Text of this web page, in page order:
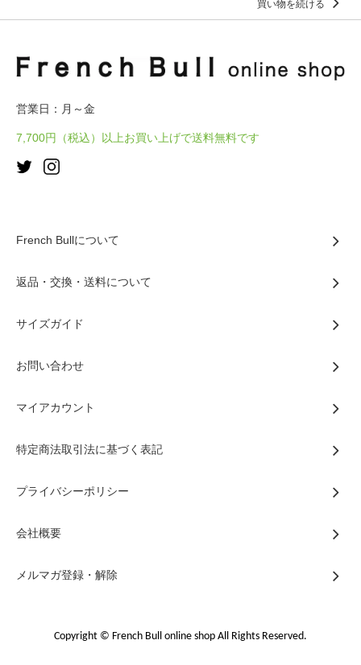
買い物を続ける
営業日：月～金
7,700円（税込）以上お買い上げで送料無料です
French Bullについて
返品・交換・送料について
サイズガイド
お問い合わせ
マイアカウント
特定商法取引法に基づく表記
プライバシーポリシー
会社概要
メルマガ登録・解除
Copyright © French Bull online shop All Rights Reserved.